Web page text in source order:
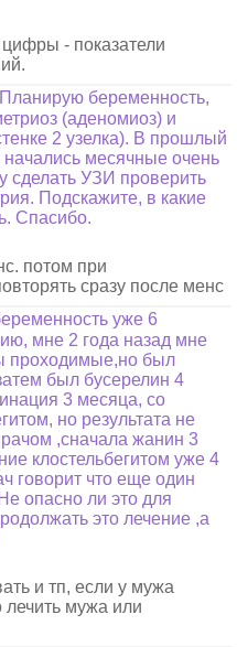
- показатели
беременность,
(аденомиоз) и
2 узелка). В прошлый
месячные очень
сделать УЗИ проверить
Подскажите, в какие
Спасибо.
потом при
сразу после менс
уже 6
мне 2 года назад мне
проходимые,но был
был бусерелин 4
3 месяца, со
но результата не
,сначала жанин 3
клостельбегитом уже 4
говорит что еще один
опасно ли это для
это лечение ,а
и тп, если у мужа
мужа или